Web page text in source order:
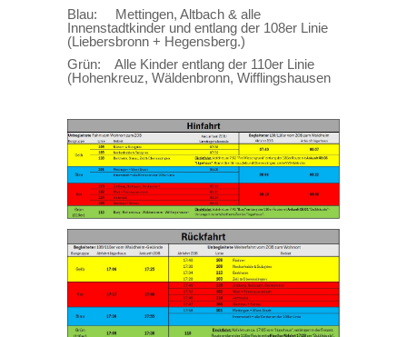
Blau: Mettingen, Altbach & alle
Innenstadtkinder und entlang der 108er Linie
(Liebersbronn + Hegensberg.)
Grün: Alle Kinder entlang der 110er Linie
(Hohenkreuz, Wäldenbronn, Wifflingshausen